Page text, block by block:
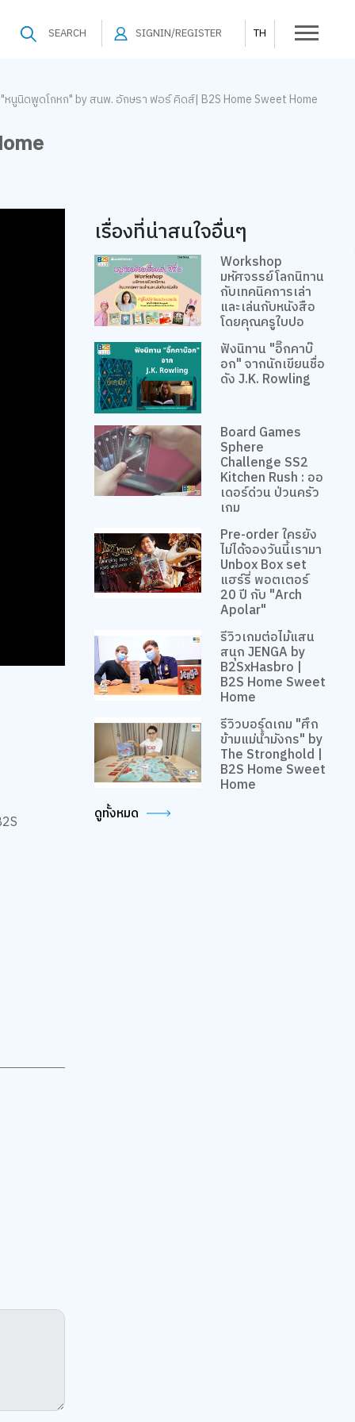
SEARCH SIGNIN/REGISTER TH
หนูนิดพูดโกหก" by สนพ. อักษรา ฟอร์ คิดส์| B2S Home Sweet Home
เรื่องที่น่าสนใจอื่นๆ
Workshop
มหัศจรรย์โลกนิทาน
กับเทคนิคการเล่า
และเล่นกับหนังสือ
โดยคุณครูใบปอ
ฟังนิทาน "อิ๊กคาบ๊
อก" จากนักเขียนชื่อ
ดัง J.K. Rowling
Board Games
Sphere
Challenge SS2
Kitchen Rush : ออ
เดอร์ด่วน ป่วนครัว
เกม
Pre-order ใครยัง
ไม่ได้จองวันนี้เรามา
Unbox Box set
แฮร์รี่ พอตเตอร์
20 ปี กับ "Arch
Apolar"
รีวิวเกมต่อไม้แสน
สนุก JENGA by
B2SxHasbro |
B2S Home Sweet
Home
รีวิวบอร์ดเกม "ศึก
ข้ามแม่น้ำมังกร" by
The Stronghold |
B2S Home Sweet
Home
ดูทั้งหมด